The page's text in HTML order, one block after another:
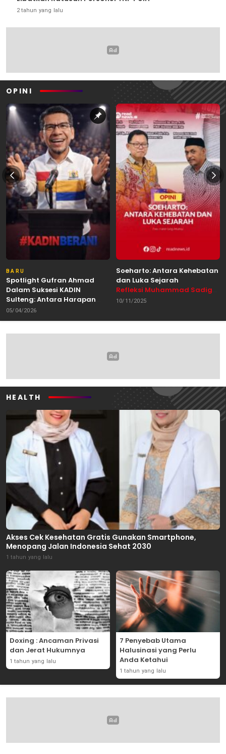
2 tahun yang lalu
OPINI
BARU
Spotlight Gufran Ahmad
Dalam Suksesi KADIN
Sulteng: Antara Harapan
dan Kebutuhan Perubahan
05/04/2026
Soeharto: Antara Kehebatan
dan Luka Sejarah
Refleksi Muhammad Sadig
Alhabsyie, Akademisi UIN
10/11/2025
HEALTH
Akses Cek Kesehatan Gratis Gunakan Smartphone,
Menopang Jalan Indonesia Sehat 2030
1 tahun yang lalu
Doxing : Ancaman Privasi
dan Jerat Hukumnya
1 tahun yang lalu
7 Penyebab Utama
Halusinasi yang Perlu
Anda Ketahui
1 tahun yang lalu